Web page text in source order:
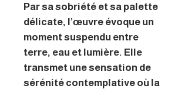
Par sa sobriété et sa palette
délicate, l’œuvre évoque un
moment suspendu entre
terre, eau et lumière. Elle
transmet une sensation de
sérénité contemplative où la